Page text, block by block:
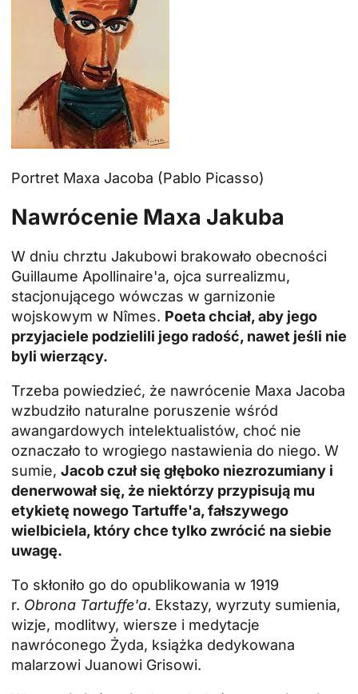
Portret Maxa Jacoba (Pablo Picasso)
Nawrócenie Maxa Jakuba
W dniu chrztu Jakubowi brakowało obecności
Guillaume Apollinaire'a, ojca surrealizmu,
stacjonującego wówczas w garnizonie
wojskowym w Nîmes. Poeta chciał, aby jego
przyjaciele podzielili jego radość, nawet jeśli nie
byli wierzący.
Trzeba powiedzieć, że nawrócenie Maxa Jacoba
wzbudziło naturalne poruszenie wśród
awangardowych intelektualistów, choć nie
oznaczało to wrogiego nastawienia do niego. W
sumie, Jacob czuł się głęboko niezrozumiany i
denerwował się, że niektórzy przypisują mu
etykietę nowego Tartuffe'a, fałszywego
wielbiciela, który chce tylko zwrócić na siebie
uwagę.
To skłoniło go do opublikowania w 1919
r. Obrona Tartuffe'a. Ekstazy, wyrzuty sumienia,
wizje, modlitwy, wiersze i medytacje
nawróconego Żyda, książka dedykowana
malarzowi Juanowi Grisowi.